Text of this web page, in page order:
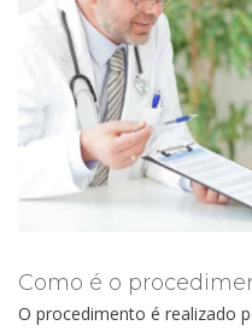
Como é o
O procedimento é realizado